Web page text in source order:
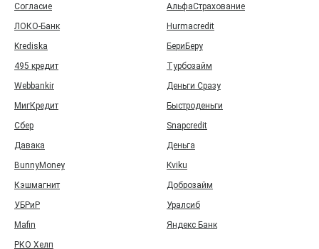
Согласие
АльфаСтрахование
ЛОКО-Банк
Hurmacredit
Krediska
БериБеру
495 кредит
Турбозайм
Webbankir
Деньги Сразу
МигКредит
Быстроденьги
Сбер
Snapcredit
Давака
Деньга
BunnyMoney
Kviku
Кэшмагнит
Доброзайм
УБРиР
Уралсиб
Mafin
Яндекс Банк
РКО Хелп